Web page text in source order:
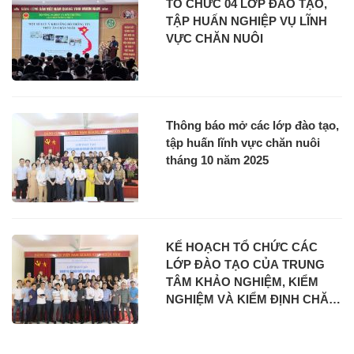
TỔ CHỨC 04 LỚP ĐÀO TẠO,
TẬP HUẤN NGHIỆP VỤ LĨNH
VỰC CHĂN NUÔI
Thông báo mở các lớp đào tạo,
tập huấn lĩnh vực chăn nuôi
tháng 10 năm 2025
KẾ HOẠCH TỔ CHỨC CÁC
LỚP ĐÀO TẠO CỦA TRUNG
TÂM KHẢO NGHIỆM, KIỂM
NGHIỆM VÀ KIỂM ĐỊNH CHĂN